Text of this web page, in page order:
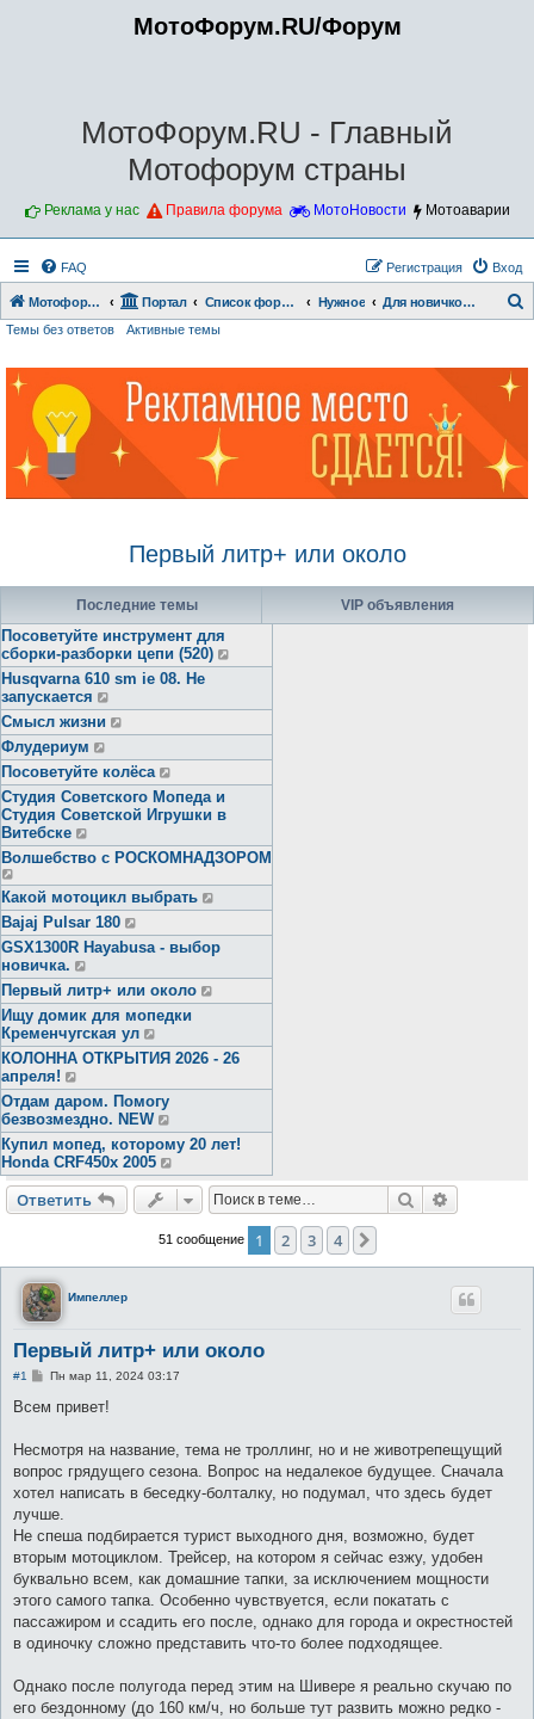
МотоФорум.RU/Форум
МотоФорум.RU - Главный
Мотофорум страны
Реклама у нас Правила форума МотоНовости Мотоаварии
FAQ Вход
Регистрация
Мотофорум.RU Портал Список форумов Нужное Для новичков!!!
Темы без ответов Активные темы
Первый литр+ или около
Последние темы
Посоветуйте инструмент для
сборки-разборки цепи (520)
Husqvarna 610 sm ie 08. Не
запускается
Смысл жизни
Флудериум
Посоветуйте колёса
Студия Советского Мопеда и
Студия Советской Игрушки в
Витебске
Волшебство с РОСКОМНАДЗОРОМ
Какой мотоцикл выбрать
Bajaj Pulsar 180
GSX1300R Hayabusa - выбор
новичка.
Первый литр+ или около
Ищу домик для мопедки
Кременчугская ул
КОЛОННА ОТКРЫТИЯ 2026 - 26
апреля!
Отдам даром. Помогу
безвозмездно. NEW
Купил мопед, которому 20 лет!
Honda CRF450x 2005
VIP объявления
Ответить Поиск
51 сообщение 1 2 3 4
Импеллер
Первый литр+ или около
#1
С
о
е
и
е
Пн мар 11, 2024 03:17
Всем привет!
Несмотря на название, тема не троллинг, но и не животрепещущий
вопрос грядущего сезона. Вопрос на недалекое будущее. Сначала
хотел написать в беседку-болталку, но подумал, что здесь будет
лучше.
Не спеша подбирается турист выходного дня, возможно, будет
вторым мотоциклом. Трейсер, на котором я сейчас езжу, удобен
буквально всем, как домашние тапки, за исключением мощности
этого самого тапка. Особенно чувствуется, если покатать с
пассажиром и ссадить его после, однако для города и окрестностей
в одиночку сложно представить что-то более подходящее.
Однако после полугода перед этим на Шивере я реально скучаю по
его бездонному (до 160 км/ч, но больше тут развить можно редко -